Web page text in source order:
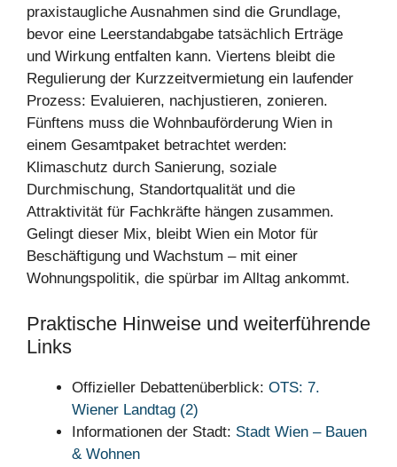
praxistaugliche Ausnahmen sind die Grundlage,
bevor eine Leerstandabgabe tatsächlich Erträge
und Wirkung entfalten kann. Viertens bleibt die
Regulierung der Kurzzeitvermietung ein laufender
Prozess: Evaluieren, nachjustieren, zonieren.
Fünftens muss die Wohnbauförderung Wien in
einem Gesamtpaket betrachtet werden:
Klimaschutz durch Sanierung, soziale
Durchmischung, Standortqualität und die
Attraktivität für Fachkräfte hängen zusammen.
Gelingt dieser Mix, bleibt Wien ein Motor für
Beschäftigung und Wachstum – mit einer
Wohnungspolitik, die spürbar im Alltag ankommt.
Praktische Hinweise und weiterführende
Links
Offizieller Debattenüberblick: OTS: 7.
Wiener Landtag (2)
Informationen der Stadt: Stadt Wien – Bauen
& Wohnen